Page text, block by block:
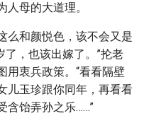
母的大道理。
么和颜悦色，该不会又是
，也该出嫁了。”抡老
用衷兵政策。“看看隔壁
儿玉珍跟你同年，再看看
含饴弄孙之乐……”